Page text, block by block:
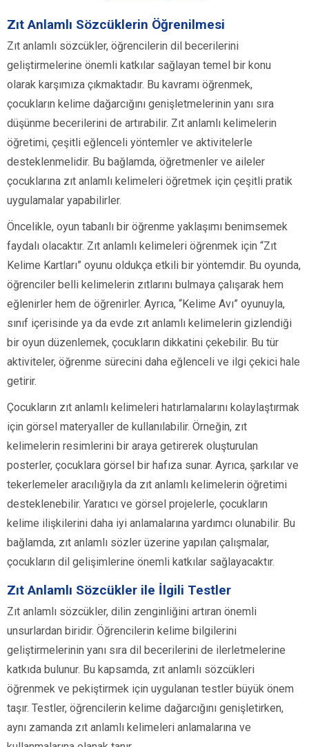
Zıt Anlamlı Sözcüklerin Öğrenilmesi
Zıt anlamlı sözcükler, öğrencilerin dil becerilerini
geliştirmelerine önemli katkılar sağlayan temel bir konu
olarak karşımıza çıkmaktadır. Bu kavramı öğrenmek,
çocukların kelime dağarcığını genişletmelerinin yanı sıra
düşünme becerilerini de artırabilir. Zıt anlamlı kelimelerin
öğretimi, çeşitli eğlenceli yöntemler ve aktivitelerle
desteklenmelidir. Bu bağlamda, öğretmenler ve aileler
çocuklarına zıt anlamlı kelimeleri öğretmek için çeşitli pratik
uygulamalar yapabilirler.
Öncelikle, oyun tabanlı bir öğrenme yaklaşımı benimsemek
faydalı olacaktır. Zıt anlamlı kelimeleri öğrenmek için “Zıt
Kelime Kartları” oyunu oldukça etkili bir yöntemdir. Bu oyunda,
öğrenciler belli kelimelerin zıtlarını bulmaya çalışarak hem
eğlenirler hem de öğrenirler. Ayrıca, “Kelime Avı” oyunuyla,
sınıf içerisinde ya da evde zıt anlamlı kelimelerin gizlendiği
bir oyun düzenlemek, çocukların dikkatini çekebilir. Bu tür
aktiviteler, öğrenme sürecini daha eğlenceli ve ilgi çekici hale
getirir.
Çocukların zıt anlamlı kelimeleri hatırlamalarını kolaylaştırmak
için görsel materyaller de kullanılabilir. Örneğin, zıt
kelimelerin resimlerini bir araya getirerek oluşturulan
posterler, çocuklara görsel bir hafıza sunar. Ayrıca, şarkılar ve
tekerlemeler aracılığıyla da zıt anlamlı kelimelerin öğretimi
desteklenebilir. Yaratıcı ve görsel projelerle, çocukların
kelime ilişkilerini daha iyi anlamalarına yardımcı olunabilir. Bu
bağlamda, zıt anlamlı sözler üzerine yapılan çalışmalar,
çocukların dil gelişimlerine önemli katkılar sağlayacaktır.
Zıt Anlamlı Sözcükler ile İlgili Testler
Zıt anlamlı sözcükler, dilin zenginliğini artıran önemli
unsurlardan biridir. Öğrencilerin kelime bilgilerini
geliştirmelerinin yanı sıra dil becerilerini de ilerletmelerine
katkıda bulunur. Bu kapsamda, zıt anlamlı sözcükleri
öğrenmek ve pekiştirmek için uygulanan testler büyük önem
taşır. Testler, öğrencilerin kelime dağarcığını genişletirken,
aynı zamanda zıt anlamlı kelimeleri anlamalarına ve